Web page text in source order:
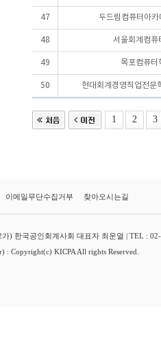
47 두드림컴퓨터아
48 서울회계컴퓨
49 목포컴퓨터
50 현대회계경영직업전문
1 2 3
이메일무단수집거부 찾아오시는길
) 한국공인회계사회 대표자 최운열 | TEL :
Copyright(c) KICPA All rights Reserved.